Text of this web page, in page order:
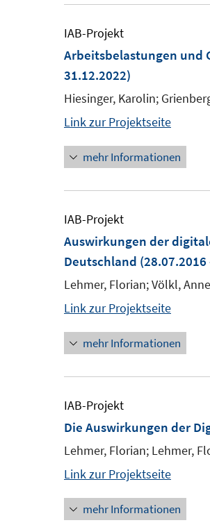
IAB-Projekt
Arbeitsbelastungen und
31.12.2022)
Hiesinger, Karolin;
Link zur Projektseite
mehr Informationen
IAB-Projekt
Auswirkungen der
Deutschland
Lehmer, Florian; Völkl,
Link zur Projektseite
mehr Informationen
IAB-Projekt
Die Auswirkungen der
Lehmer, Florian; Lehmer,
Link zur Projektseite
mehr Informationen